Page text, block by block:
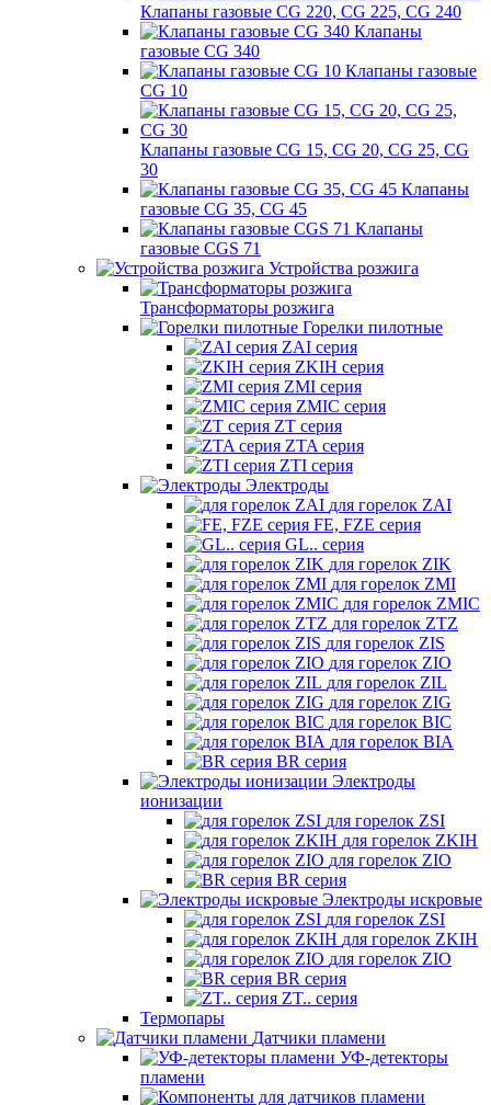
Клапаны газовые CG 220, CG 225, CG 240
Клапаны
газовые CG 340
Клапаны газовые
CG 10
Клапаны газовые CG 15, CG 20, CG 25, CG
30
Клапаны
газовые CG 35, CG 45
Клапаны
газовые CGS 71
Устройства розжига
Трансформаторы розжига
Горелки пилотные
ZAI серия
ZKIH серия
ZMI серия
ZMIC серия
ZT серия
ZTA серия
ZTI серия
Электроды
для горелок ZAI
FE, FZE серия
GL.. серия
для горелок ZIK
для горелок ZMI
для горелок ZMIC
для горелок ZTZ
для горелок ZIS
для горелок ZIO
для горелок ZIL
для горелок ZIG
для горелок BIC
для горелок BIA
BR серия
Электроды
ионизации
для горелок ZSI
для горелок ZKIH
для горелок ZIO
BR серия
Электроды искровые
для горелок ZSI
для горелок ZKIH
для горелок ZIO
BR серия
ZT.. серия
Термопары
Датчики пламени
УФ-детекторы
пламени